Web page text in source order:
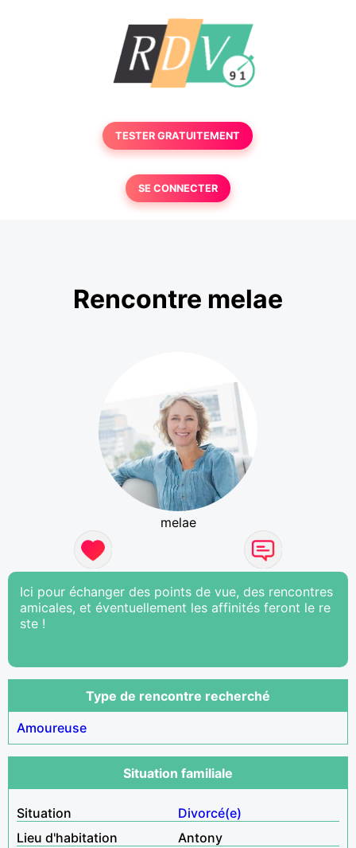
TESTER GRATUITEMENT
SE CONNECTER
Rencontre melae
melae
Ici pour échanger des points de vue, des rencontres
amicales, et éventuellement les affinités feront le re
ste !
Type de rencontre recherché
Amoureuse
Situation familiale
Situation
Divorcé(e)
Lieu d'habitation
Antony